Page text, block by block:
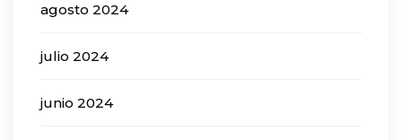
agosto 2024
julio 2024
junio 2024